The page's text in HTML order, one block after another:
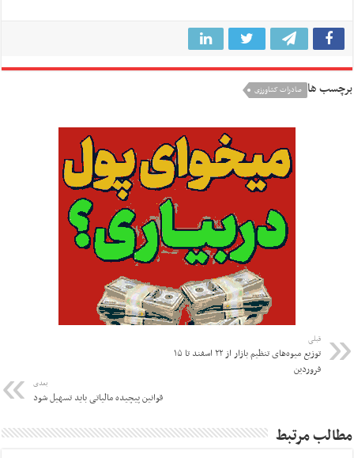
برچسب ها صادرات کشاورزی
قبلی
توزیع میوه‌های تنظیم بازار از ۲۲ اسفند تا ۱۵
فروردین
بعدی
قوانین پیچیده مالیاتی باید تسهیل شود
مطالب مرتبط